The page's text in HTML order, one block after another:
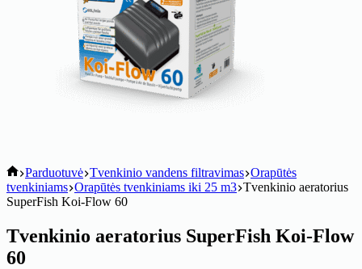
koitik
Parduotuvė Tvenkinio vandens filtravimas Orapūtės
tvenkiniams Orapūtės tvenkiniams iki 25 m3 Tvenkinio aeratorius
SuperFish Koi-Flow 60
Tvenkinio aeratorius SuperFish Koi-Flow
60